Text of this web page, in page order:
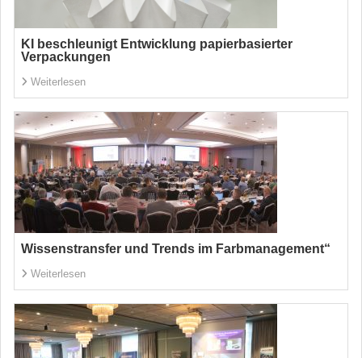
KI beschleunigt Entwicklung papierbasierter
Verpackungen
Weiterlesen
Wissenstransfer und Trends im Farbmanagement“
Weiterlesen